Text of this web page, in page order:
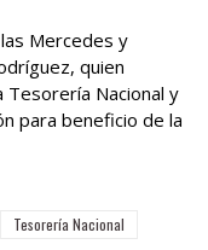
Mercedes y
quien
Tesorería Nacional y
para beneficio de la
Tesorería Nacional